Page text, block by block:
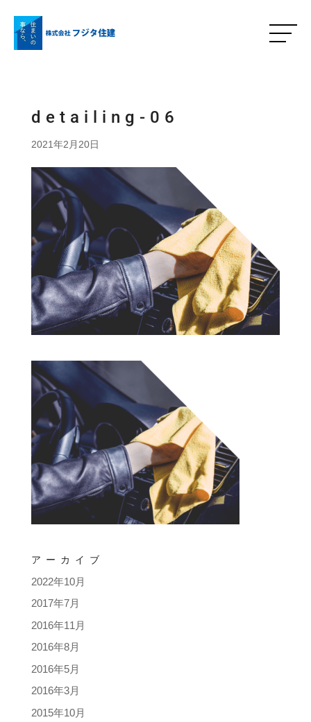
detailing-06
2021年2月20日
アーカイブ
2022年10月
2017年7月
2016年11月
2016年8月
2016年5月
2016年3月
2015年10月